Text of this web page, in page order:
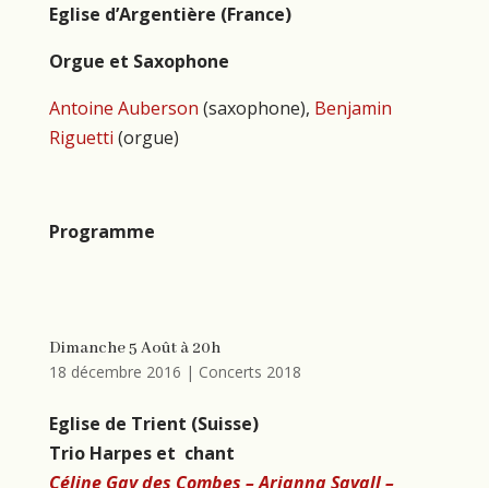
Eglise d’Argentière (France)
Orgue et Saxophone
Antoine Auberson (saxophone), Benjamin
Riguetti (orgue)
Programme
Dimanche 5 Août à 20h
18 décembre 2016 | Concerts 2018
Eglise de Trient (Suisse)
Trio Harpes et chant
Céline Gay des Combes –Arianna Savall –